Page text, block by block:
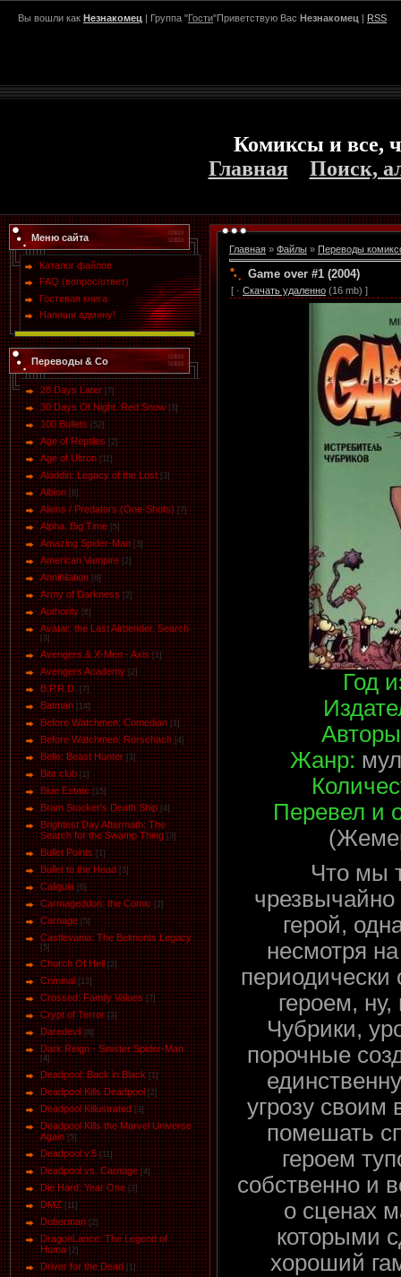
Вы вошли как Незнакомец | Группа "Гости"Приветствую Вас Незнакомец | RSS
Комиксы и все,
Главная
Поиск,
Меню сайта
Каталог файлов
FAQ (вопрос/ответ)
Гостевая книга
Напиши админу!
Переводы & Co
28 Days Later [7]
30 Days Of Night. Red Snow [3]
100 Bullets [52]
Age of Reptiles [2]
Age of Ultron [11]
Aladdin: Legacy of the Lost [3]
Albion [6]
Aliens / Predators (One-Shots) [7]
Alpha. Big Time [5]
Amazing Spider-Man [3]
American Vampire [2]
Annihilation [6]
Army of Darkness [2]
Authority [6]
Avatar: the Last Airbender. Search
[3]
Avengers & X-Men - Axis [1]
Avengers Academy [2]
B.P.R.D. [7]
Batman [14]
Before Watchmen: Comedian [1]
Before Watchmen: Rorschach [4]
Belle: Beast Hunter [3]
Bite club [1]
Blue Estate [15]
Bram Stocker's Death Ship [4]
Brightest Day Aftermath: The
Search for the Swamp Thing [3]
Bullet Points [1]
Bullet to the Head [3]
Caligula [6]
Carmageddon: the Comic [2]
Carnage [5]
Castlevania: The Belmonts Legacy
[5]
Church Of Hell [2]
Criminal [13]
Crossed: Family Values [7]
Crypt of Terror [3]
Daredevil [8]
Dark Reign - Sinister Spider-Man
[4]
Deadpool: Back in Black [1]
Deadpool Kills Deadpool [2]
Deadpool Killustrated [3]
Deadpool Kills the Marvel Universe
Again [5]
Deadpool v.5 [11]
Deadpool vs. Carnage [4]
Die Hard: Year One [3]
DMZ [11]
Doberman [2]
DragonLance: The Legend of
Huma [2]
Driver for the Dead [1]
Главная » Файлы » Переводы
Game over #1 (2004)
[ · Скачать удаленно (16 mb) ]
Год
Жанр:
Перевел и
Что мы
герой,
несмотря
героем,
Чубрики,
порочные
угрозу
помешать
героем
собственно и
о сценах
которыми
хороший